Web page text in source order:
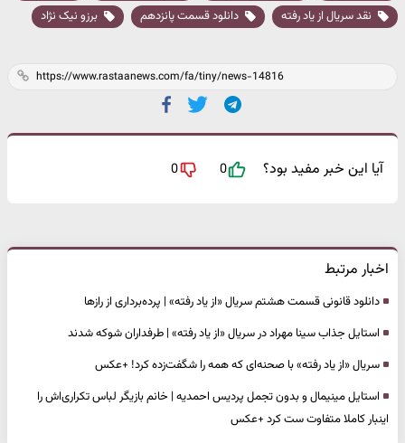
نقد سریال از یاد رفته
دانلود قسمت پانزدهم برزو نیک نژاد
آیا این خبر مفید بود؟ 0
0
اخبار مرتبط
دانلود قانونی قسمت هشتم سریال «از یاد رفته» | پرده‌برداری از رازها
استایل جذاب سینا مهراد در سریال «از یاد رفته» | طرفداران شوکه شدند
سریال «از یاد رفته» با صحنه‌ای که همه را شگفت‌زده کرد! +عکس
استایل مینیمال و بدون تجمل پردیس احمدیه | خانم بازیگر لباس تکراری‌اش را
اینبار کاملا متفاوت ست کرد +عکس